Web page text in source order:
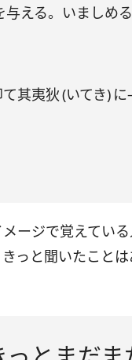
える。いましめ
て其夷狄 (いてき)
ージで覚えてい
っと聞いたことは